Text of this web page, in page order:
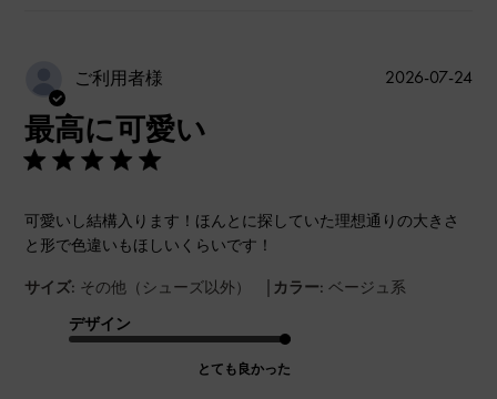
ご利用者様
最高に可愛い
可愛いし結構入ります！ほんとに探していた理想通りの大きさ
と形で色違いもほしいくらいです！
サイズ: その他（シューズ以外） | カラー: ベージュ系
デザイン
とても良かった
公
2026-07-24